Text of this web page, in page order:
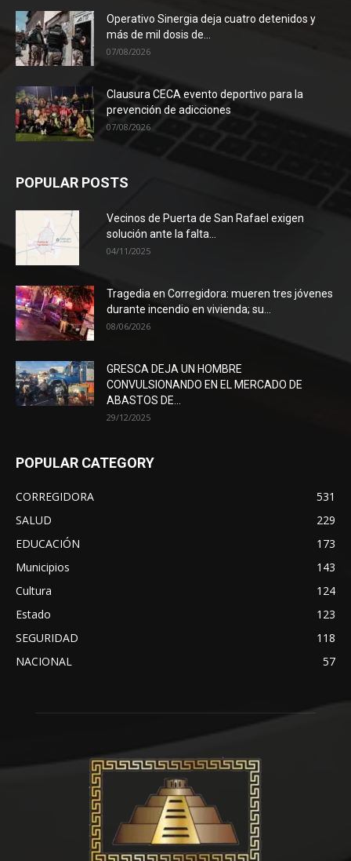
Operativo Sinergia deja cuatro detenidos y
más de mil dosis de...
07/08/2026
Clausura CECA evento deportivo para la
prevención de adicciones
07/08/2026
POPULAR POSTS
Vecinos de Puerta de San Rafael exigen
solución ante la falta...
04/11/2025
Tragedia en Corregidora: mueren tres jóvenes
durante incendio en vivienda; su...
08/06/2026
GRESCA DEJA UN HOMBRE
CONVULSIONANDO EN EL MERCADO DE
ABASTOS DE...
29/12/2025
POPULAR CATEGORY
CORREGIDORA
531
SALUD
229
EDUCACIÓN
173
Municipios
143
Cultura
124
Estado
123
SEGURIDAD
118
NACIONAL
57